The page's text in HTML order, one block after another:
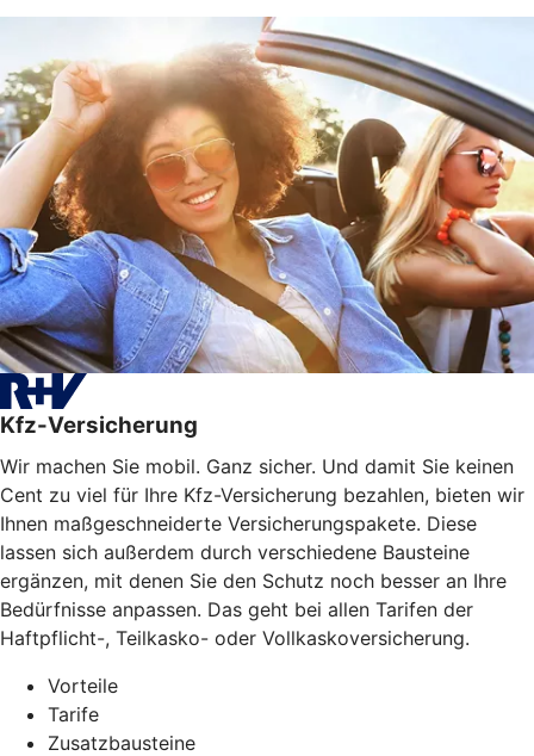
Kfz-Versicherung
Wir machen Sie mobil. Ganz sicher. Und damit Sie keinen
Cent zu viel für Ihre Kfz-Versicherung bezahlen, bieten wir
Ihnen maßgeschneiderte Versicherungspakete. Diese
lassen sich außerdem durch verschiedene Bausteine
ergänzen, mit denen Sie den Schutz noch besser an Ihre
Bedürfnisse anpassen. Das geht bei allen Tarifen der
Haftpflicht-, Teilkasko- oder Vollkaskoversicherung.
Vorteile
Tarife
Zusatzbausteine